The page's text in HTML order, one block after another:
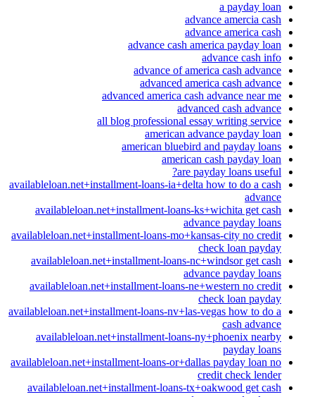
a payday loan
advance amercia cash
advance america cash
advance cash america payday loan
advance cash info
advance of america cash advance
advanced america cash advance
advanced america cash advance near me
advanced cash advance
all blog professional essay writing service
american advance payday loan
american bluebird and payday loans
american cash payday loan
are payday loans useful?
availableloan.net+installment-loans-ia+delta how to do a cash
advance
availableloan.net+installment-loans-ks+wichita get cash
advance payday loans
availableloan.net+installment-loans-mo+kansas-city no credit
check loan payday
availableloan.net+installment-loans-nc+windsor get cash
advance payday loans
availableloan.net+installment-loans-ne+western no credit
check loan payday
availableloan.net+installment-loans-nv+las-vegas how to do a
cash advance
availableloan.net+installment-loans-ny+phoenix nearby
payday loans
availableloan.net+installment-loans-or+dallas payday loan no
credit check lender
availableloan.net+installment-loans-tx+oakwood get cash